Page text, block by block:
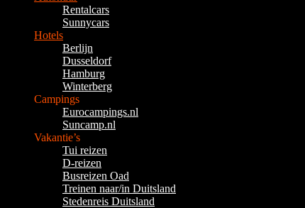
Rentalcars
Sunnycars
Hotels
Berlijn
Dusseldorf
Hamburg
Winterberg
Campings
Eurocampings.nl
Suncamp.nl
Vakantie’s
Tui reizen
D-reizen
Busreizen Oad
Treinen naar/in Duitsland
Stedenreis Duitsland